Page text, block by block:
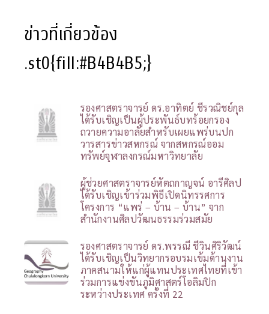
ข่าวที่เกี่ยวข้อง
.st0{fill:#B4B4B5;}
รองศาสตราจารย์ ดร.อาทิตย์ ชีรวณิชย์กุล
ได้รับเชิญเป็นผู้ประพันธ์บทร้อยกรอง
ถวายความอาลัยสำหรับเผยแพร่บนปก
วารสารข่าวสหกรณ์ จากสหกรณ์ออม
ทรัพย์จุฬาลงกรณ์มหาวิทยาลัย
ผู้ช่วยศาสตราจารย์หัตถกาญจน์ อารีศิลป
ได้รับเชิญเข้าร่วมพิธีเปิดนิทรรศการ
โครงการ “แพร่ – บ้าน – บ้าน” จาก
สำนักงานศิลปวัฒนธรรมร่วมสมัย
รองศาสตราจารย์ ดร.พรรณี ชีวินศิริวัฒน์
ได้รับเชิญเป็นวิทยากรอบรมเข้มด้านงาน
ภาคสนามให้แก่ผู้แทนประเทศไทยที่เข้า
ร่วมการแข่งขันภูมิศาสตร์โอลิมปิก
ระหว่างประเทศ ครั้งที่ 22